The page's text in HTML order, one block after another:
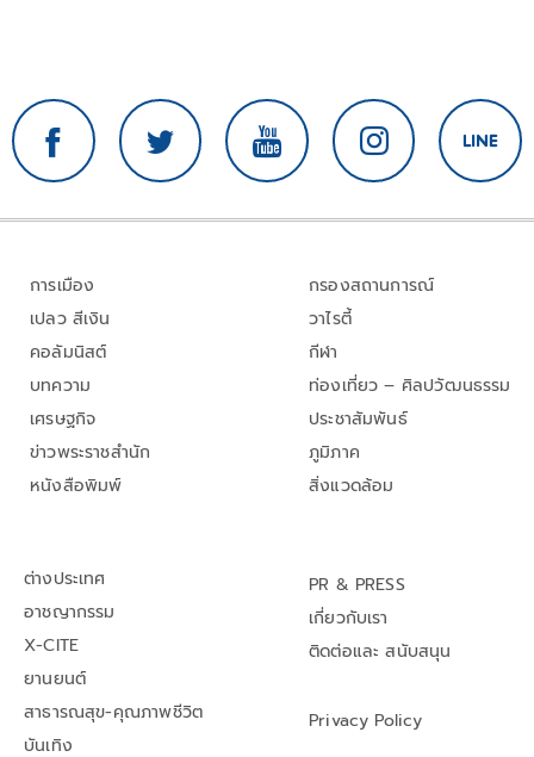
การเมือง
เปลว สีเงิน
คอลัมนิสต์
บทความ
เศรษฐกิจ
ข่าวพระราชสำนัก
หนังสือพิมพ์
กรองสถานการณ์
วาไรตี้
กีฬา
ท่องเที่ยว – ศิลปวัฒนธรรม
ประชาสัมพันธ์
ภูมิภาค
สิ่งแวดล้อม
ต่างประเทศ
อาชญากรรม
X-CITE
ยานยนต์
สาธารณสุข-คุณภาพชีวิต
บันเทิง
PR & PRESS
เกี่ยวกับเรา
ติดต่อและ สนับสนุน
Privacy Policy